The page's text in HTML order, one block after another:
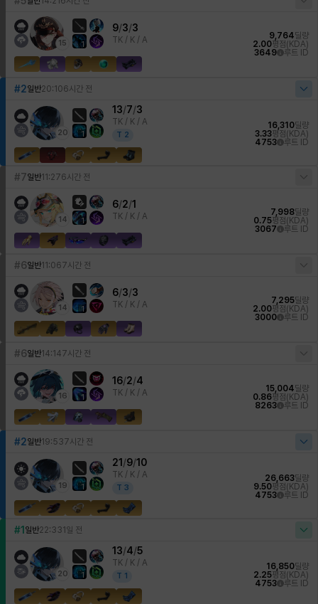
15 1
9/3/3
TK / K / A 9,764딜량
2.00평점(KDA)
3649
루트 ID
#2일반20:106시간 전
20 1
13/7/3
TK / K / A
T 2
16,310딜량
3.33평점(KDA)
4753
루트 ID
#7일반11:276시간 전
14 1
6/2/1
TK / K / A 7,998딜량
0.75평점(KDA)
3067
루트 ID
#6일반11:067시간 전
14 1
6/3/3
TK / K / A 7,295딜량
2.00평점(KDA)
3000
루트 ID
#6일반14:147시간 전
16 1
16/2/4
TK / K / A 15,004딜량
0.86평점(KDA)
8263
루트 ID
#2일반19:537시간 전
19 1
21 /9/10
TK / K / A
T 3
26,663딜량
9.50평점(KDA)
4753
루트 ID
#1 일반22:331일 전
20 1
13/4/5
TK / K / A
T 1
16,850딜량
2.25평점(KDA)
4753
루트 ID